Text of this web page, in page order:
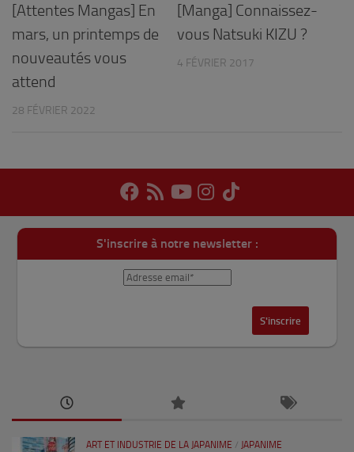
[Attentes Mangas] En
mars, un printemps de
nouveautés vous
attend
28 FÉVRIER 2022
[Manga] Connaissez-
vous Natsuki KIZU ?
4 FÉVRIER 2017
S'inscrire à notre newsletter :
ART ET INDUSTRIE DE LA JAPANIME / JAPANIME